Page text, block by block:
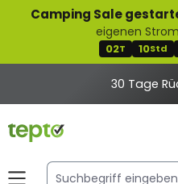
springen
Camping Sale
eigenen
02T 10Std
2%